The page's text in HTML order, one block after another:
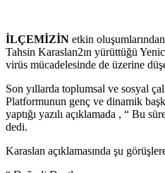
İLÇEMİZİN etkin
Tahsin Karaslan2ın yürüttüğü
virüs mücadelesinde de üzerine
Son yıllarda toplumsal ve sosyal
Platformunun genç ve dinamik
yaptığı yazılı açıklamada , “ Bu
dedi.
Karaslan açıklamasında şu